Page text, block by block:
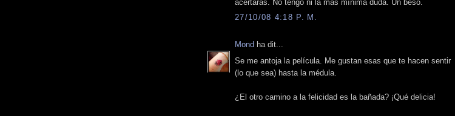
acertarás. No tengo ni la más mínima duda. Un beso.
27/10/08 4:18 P. M.
Mond ha dit...
Se me antoja la película. Me gustan esas que te hacen sentir
(lo que sea) hasta la médula.
¿El otro camino a la felicidad es la bañada? ¡Qué delicia!